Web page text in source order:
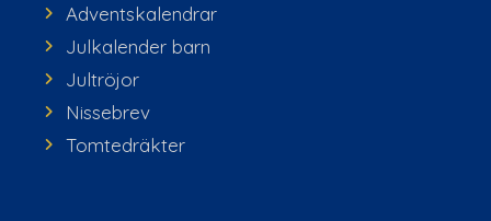
Adventskalendrar
Julkalender barn
Jultröjor
Nissebrev
Tomtedräkter